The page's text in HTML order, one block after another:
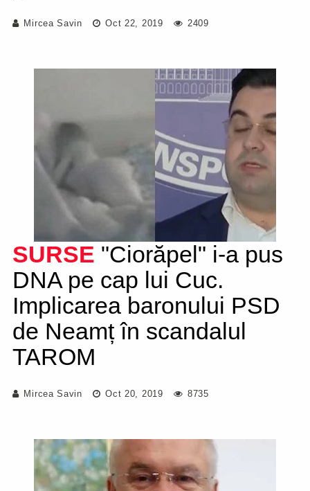
Mircea Savin Oct 22, 2019 2409
SURSE "Ciorăpel" i-a pus
DNA pe cap lui Cuc.
Implicarea baronului PSD
de Neamț în scandalul
TAROM
Mircea Savin Oct 20, 2019 8735